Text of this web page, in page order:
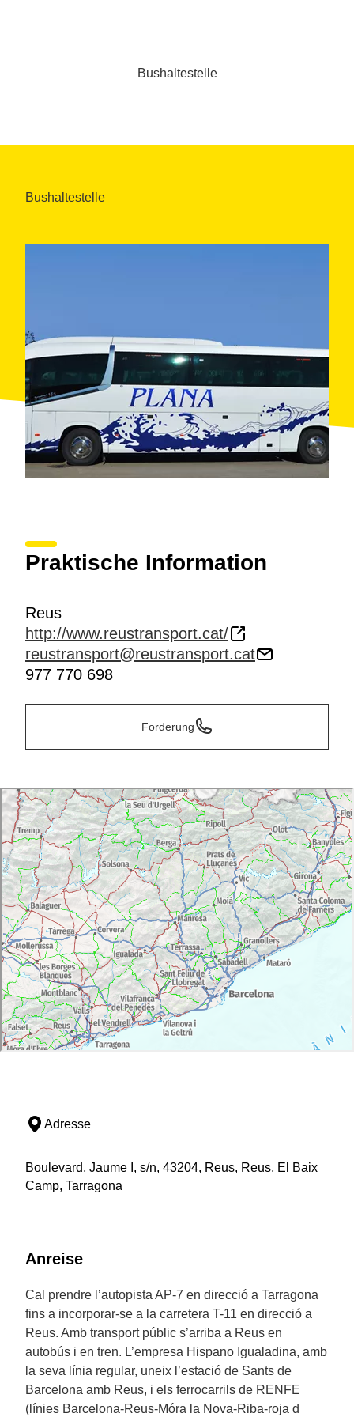
Bushaltestelle
Bushaltestelle
Praktische Information
Reus
http://www.reustransport.cat/
reustransport@reustransport.cat
977 770 698
Forderung
Adresse
Boulevard, Jaume I, s/n, 43204, Reus, Reus, El Baix
Camp, Tarragona
Anreise
Cal prendre l’autopista AP-7 en direcció a Tarragona
fins a incorporar-se a la carretera T-11 en direcció a
Reus. Amb transport públic s’arriba a Reus en
autobús i en tren. L’empresa Hispano Igualadina, amb
la seva línia regular, uneix l’estació de Sants de
Barcelona amb Reus, i els ferrocarrils de RENFE
(línies Barcelona-Reus-Móra la Nova-Riba-roja d